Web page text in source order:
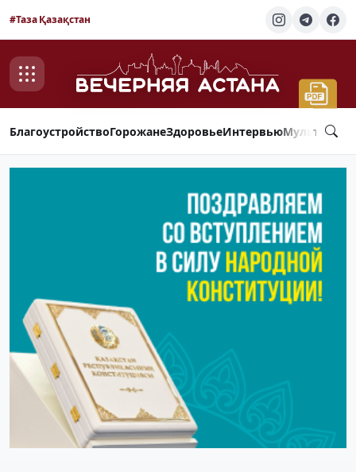
#Таза Қазақстан
БлагоустройствоГорожанеЗдоровьеИнтервью